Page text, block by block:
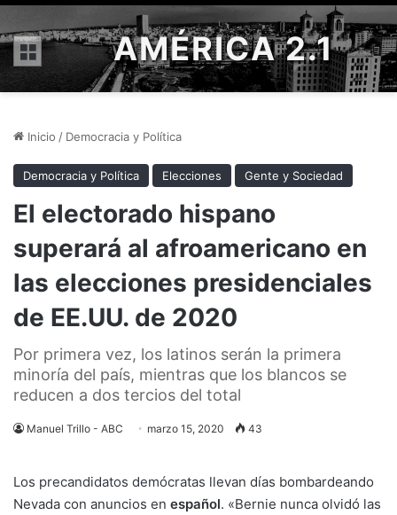
Menú AMÉRICA 2.1
Inicio / Democracia y Política
Democracia y Política Elecciones Gente y Sociedad
El electorado hispano
superará al afroamericano en
las elecciones presidenciales
de EE.UU. de 2020
Por primera vez, los latinos serán la primera
minoría del país, mientras que los blancos se
reducen a dos tercios del total
Manuel Trillo - ABC marzo 15, 2020 43
Los precandidatos demócratas llevan días bombardeando
Nevada con anuncios en español. «Bernie nunca olvidó las